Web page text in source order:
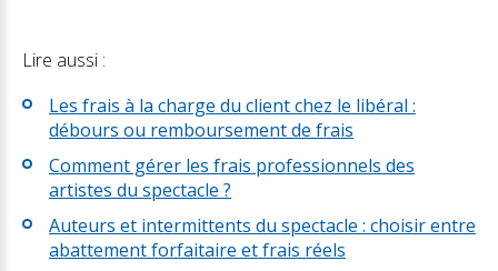
Lire aussi :
Les frais à la charge du client chez le libéral :
débours ou remboursement de frais
Comment gérer les frais professionnels des
artistes du spectacle ?
Auteurs et intermittents du spectacle : choisir entre
abattement forfaitaire et frais réels